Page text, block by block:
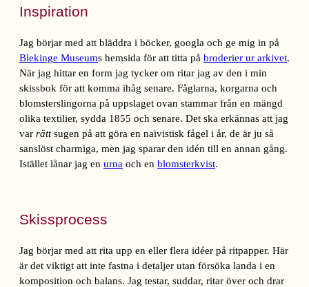
Inspiration
Jag börjar med att bläddra i böcker, googla och ge mig in på
Blekinge Museums hemsida för att titta på broderier ur arkivet.
När jag hittar en form jag tycker om ritar jag av den i min
skissbok för att komma ihåg senare. Fåglarna, korgarna och
blomsterslingorna på uppslaget ovan stammar från en mängd
olika textilier, sydda 1855 och senare. Det ska erkännas att jag
var rättsugen på att göra en naivistisk fågel i år, de är ju så
sanslöst charmiga, men jag sparar den idén till en annan gång.
Istället lånar jag en urna och en blomsterkvist.
Skissprocess
Jag börjar med att rita upp en eller flera idéer på ritpapper. Här
är det viktigt att inte fastna i detaljer utan försöka landa i en
komposition och balans. Jag testar, suddar, ritar över och drar